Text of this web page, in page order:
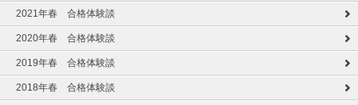
2021年春 合格体験談
2020年春 合格体験談
2019年春 合格体験談
2018年春 合格体験談